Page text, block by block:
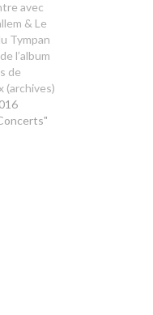
avec
& Le
Tympan
l’album
de
(archives)